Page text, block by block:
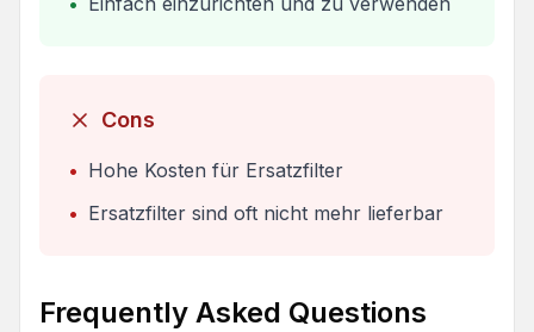
Cons
• Hohe Kosten für Ersatzfilter
• Ersatzfilter sind oft nicht mehr lieferbar
Frequently Asked Questions